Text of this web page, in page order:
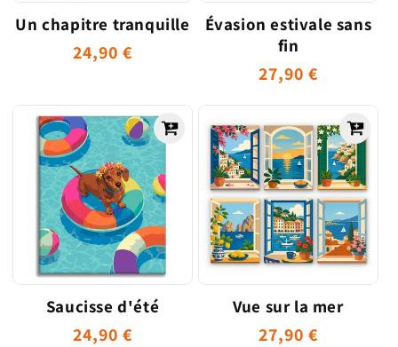
n
Un chapitre tranquille
Prix
24,90 €
Évasion estivale sans
fin
Prix
habituel
27,90 €
Saucisse d'été
Prix
24,90 €
Vue sur la mer
Prix
27,90 €